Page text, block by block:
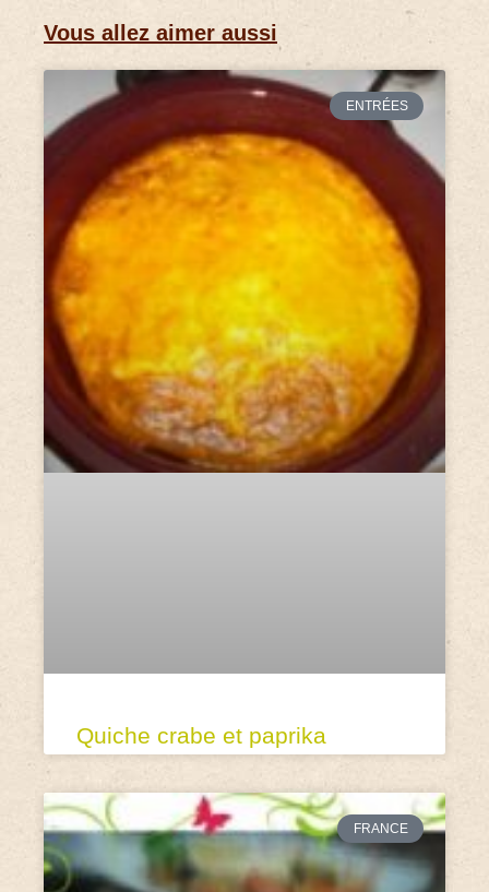
Vous allez aimer aussi
ENTRÉES
Quiche crabe et paprika
FRANCE